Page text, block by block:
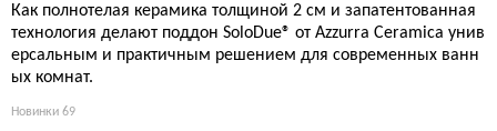
Как полнотелая керамика толщиной 2 см и запатентованная
технология делают поддон SoloDue® от Azzurra Ceramica унив
ерсальным и практичным решением для современных ванн
ых комнат.
Новинки 69